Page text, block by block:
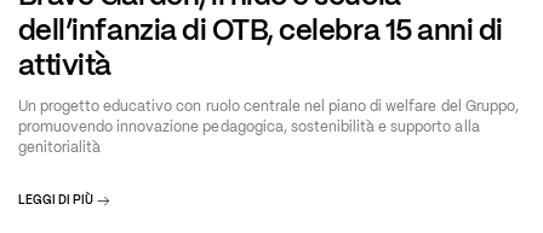
dell’infanzia di OTB, celebra 15 anni di
attività
Un progetto educativo con ruolo centrale nel piano di welfare del Gruppo,
promuovendo innovazione pedagogica, sostenibilità e supporto alla
genitorialità
LEGGI DI PIÙ